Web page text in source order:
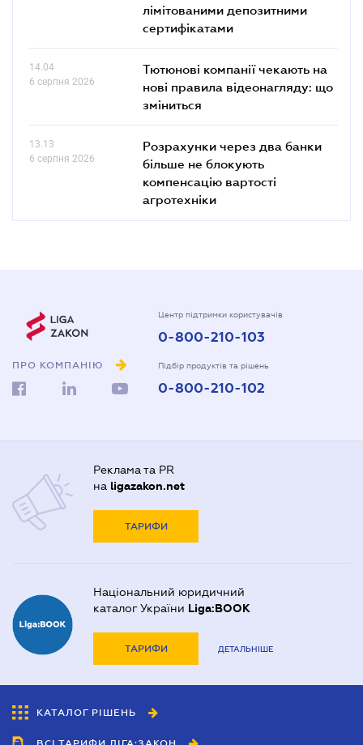
лімітованими депозитними
сертифікатами
14.04
6 серпня 2026
Тютюнові компанії чекають на
нові правила відеонагляду: що
зміниться
13.13
6 серпня 2026
Розрахунки через два банки
більше не блокують
компенсацію вартості
агротехніки
ПРО КОМПАНІЮ
Центр підтримки користувачів
0-800-210-103
Підбір продуктів та рішень
0-800-210-102
Реклама та PR
на ligazakon.net
ТАРИФИ
Національний юридичний
каталог України Liga:BOOK
ТАРИФИ ДЕТАЛЬНІШЕ
КАТАЛОГ РІШЕНЬ